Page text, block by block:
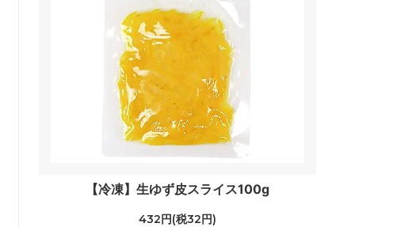
【冷凍】生ゆず皮スライス100g
432円(税32円)